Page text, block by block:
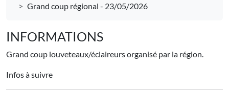
Grand coup régional - 23/05/2026
INFORMATIONS
Grand coup louveteaux/éclaireurs organisé par la région.
Infos à suivre